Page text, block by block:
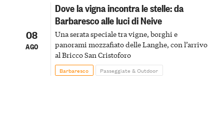
08
AGO
Dove la vigna incontra le stelle: da
Barbaresco alle luci di Neive
Una serata speciale tra vigne, borghi e
panorami mozzafiato delle Langhe, con l’arrivo
al Bricco San Cristoforo
Barbaresco Passeggiate & Outdoor